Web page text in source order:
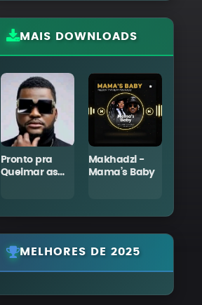
MAIS DOWNLOADS
Pronto pra
Queimar as
Makhadzi -
Mama’s Baby
MELHORES DE 2025